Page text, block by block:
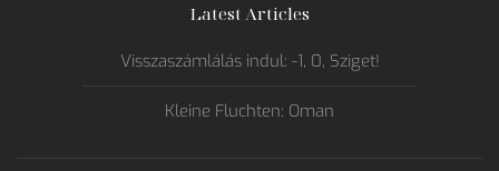
Latest Articles
Visszaszámlálás indul: -1, 0, Sziget!
Kleine Fluchten: Oman